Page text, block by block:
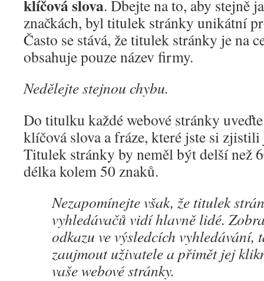
klíčová slova. Dbejte na to, aby stejně
značkách, byl titulek stránky unikátní
Často se stává, že titulek stránky je na
obsahuje pouze název firmy.
Nedělejte stejnou chybu.
Do titulku každé webové stránky
klíčová slova a fráze, které jste si zjistili
Titulek stránky by neměl být delší než
délka kolem 50 znaků.
Nezapomínejte však, že titulek
vyhledávačů vidí hlavně lidé.
odkazu ve výsledcích vyhledávání,
zaujmout uživatele a přimět jej
vaše webové stránky.